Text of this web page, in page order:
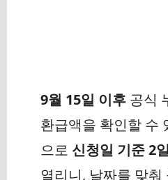
9월 15일 이후 공식
환급액을 확인할 수
으로 신청일 기준 2
열리니, 날짜를 맞